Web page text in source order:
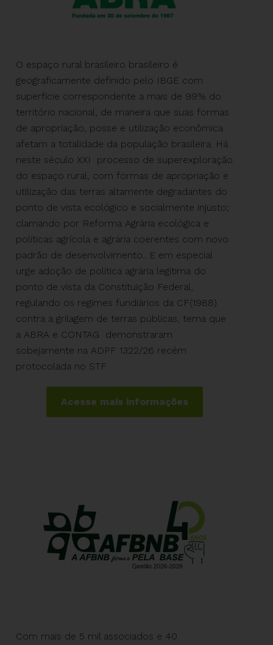
O espaço rural brasileiro brasileiro é
geograficamente definido pelo IBGE com
superfície correspondente a mais de 99% do
território nacional, de maneira que suas formas
de apropriação, posse e utilização econômica
afetam a totalidade da população brasileira. Há
neste século XXI processo de superexploração
do espaço rural, com formas de apropriação e
utilização das terras altamente degradantes do
ponto de vista ecológico e socialmente injusto;
clamando por Reforma Agrária ecológica e
políticas agrícola e agrária coerentes com novo
padrão de desenvolvimento.. E em especial
urge adoção de política agrária legítima do
ponto de vista da Constituição Federal,
regulando os regimes fundiários da CF(1988)
contra a grilagem de terras públicas, tema que
a ABRA e CONTAG demonstraram
sobejamente na ADPF 1322/26 recém
protocolada no STF
Acesse mais informações
Com mais de 5 mil associados e 40